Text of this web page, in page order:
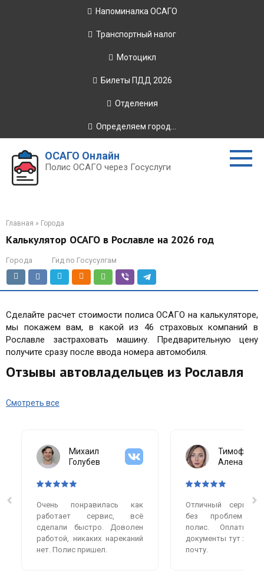
Напоминалка ОСАГО
Транспортный налог
Мотоцикл
Билеты ПДД 2026
Отделения
Определяем город...
ОСАГО Онлайн
Полис ОСАГО через Госуслуги
Главная » Города
Калькулятор ОСАГО в Рославле на 2026 год
Города Гид по Госусулгам
Сделайте расчет стоимости полиса ОСАГО на калькуляторе,
мы покажем вам, в какой из 46 страховых компаний в
Рославле застраховать машину. Предварительную цену
получите сразу после ввода номера автомобиля.
Отзывы автовладельцев из Рославля
Смотреть все
Михаил
Голубев
Очень понравилась как
работает сервис, всё
сделали быстро. Доволен
работой, никаких нареканий
нет. Полис пришел.
Тимофеева
Алена
Отличный сервис.
без проблем
полис.
документы тут же
почту.